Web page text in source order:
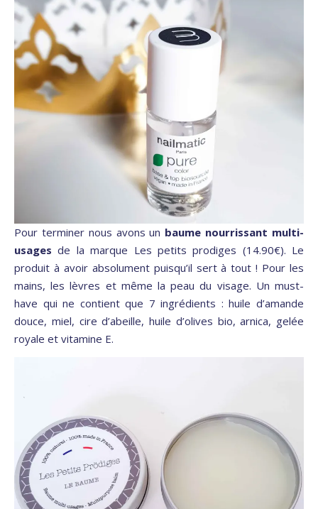
Pour terminer nous avons un baume nourrissant multi-
usages de la marque Les petits prodiges (14.90€). Le
produit à avoir absolument puisqu’il sert à tout ! Pour les
mains, les lèvres et même la peau du visage. Un must-
have qui ne contient que 7 ingrédients : huile d’amande
douce, miel, cire d’abeille, huile d’olives bio, arnica, gelée
royale et vitamine E.